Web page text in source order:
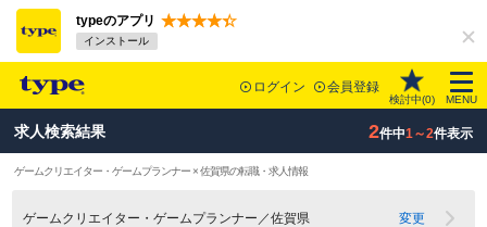
typeのアプリ
インストール
ログイン 会員登録
検討中(0) MENU
求人検索結果 2件中1～2件表示
ゲームクリエイター・ゲームプランナー × 佐賀県の転職・求人情報
ゲームクリエイター・ゲームプランナー／佐賀県 変更